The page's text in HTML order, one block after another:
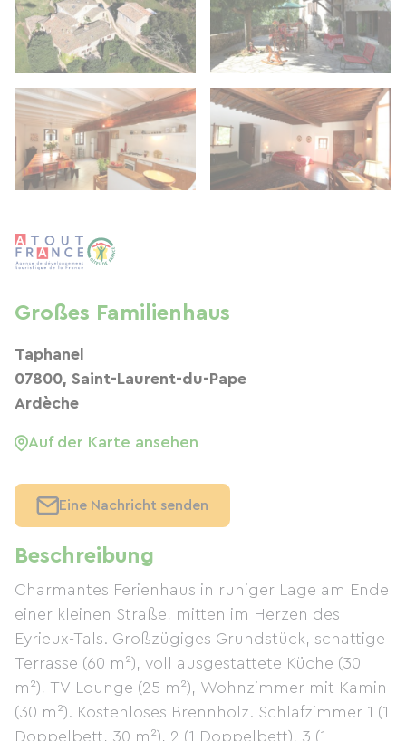
Beschreibung
Charmantes Ferienhaus in ruhiger Lage am Ende
einer kleinen Straße, mitten im Herzen des
Eyrieux-Tals. Großzügiges Grundstück, schattige
Terrasse (60 m²), voll ausgestattete Küche (30
m²), TV-Lounge (25 m²), Wohnzimmer mit Kamin
(30 m²). Kostenloses Brennholz. Schlafzimmer 1 (1
Doppelbett, 30 m²), 2 (1 Doppelbett), 3 (1
Großes Familienhaus
Taphanel
07800, Saint-Laurent-du-Pape
Ardèche
Auf der Karte ansehen
Eine Nachricht senden